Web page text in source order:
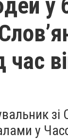
у
час
у